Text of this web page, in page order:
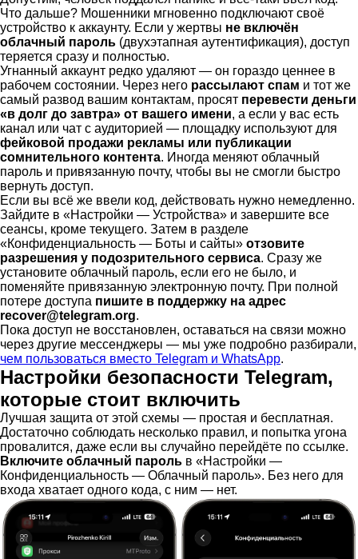
Что дальше? Мошенники мгновенно подключают своё
устройство к аккаунту. Если у жертвы не включён
облачный пароль (двухэтапная аутентификация), доступ
теряется сразу и полностью.
Угнанный аккаунт редко удаляют — он гораздо ценнее в
рабочем состоянии. Через него рассылают спам и тот же
самый развод вашим контактам, просят перевести деньги
«в долг до завтра» от вашего имени, а если у вас есть
канал или чат с аудиторией — площадку используют для
фейковой продажи рекламы или публикации
сомнительного контента. Иногда меняют облачный
пароль и привязанную почту, чтобы вы не смогли быстро
вернуть доступ.
Если вы всё же ввели код, действовать нужно немедленно.
Зайдите в «Настройки — Устройства» и завершите все
сеансы, кроме текущего. Затем в разделе
«Конфиденциальность — Боты и сайты» отзовите
разрешения у подозрительного сервиса. Сразу же
установите облачный пароль, если его не было, и
поменяйте привязанную электронную почту. При полной
потере доступа пишите в поддержку на адрес
recover@telegram.org.
Пока доступ не восстановлен, оставаться на связи можно
через другие мессенджеры — мы уже подробно разбирали,
чем пользоваться вместо Telegram и WhatsApp.
Настройки безопасности Telegram,
которые стоит включить
Лучшая защита от этой схемы — простая и бесплатная.
Достаточно соблюдать несколько правил, и попытка угона
провалится, даже если вы случайно перейдёте по ссылке.
Включите облачный пароль в «Настройки —
Конфиденциальность — Облачный пароль». Без него для
входа хватает одного кода, с ним — нет.